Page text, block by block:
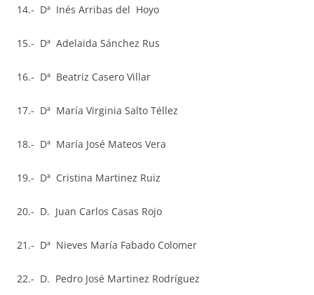
14.- Dª Inés Arribas del Hoyo
15.- Dª Adelaida Sánchez Rus
16.- Dª Beatriz Casero Villar
17.- Dª María Virginia Salto Téllez
18.- Dª María José Mateos Vera
19.- Dª Cristina Martinez Ruiz
20.- D. Juan Carlos Casas Rojo
21.- Dª Nieves María Fabado Colomer
22.- D. Pedro José Martinez Rodríguez